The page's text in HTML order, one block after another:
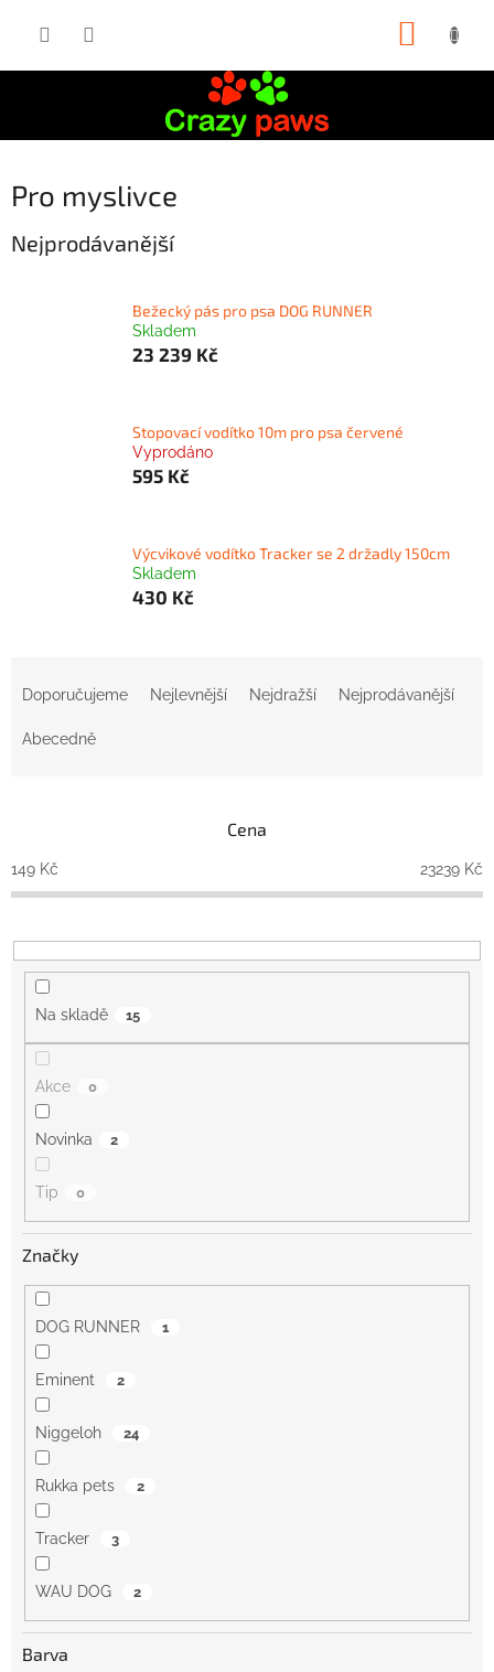
Pro myslivce
Nejprodávanější
Bežecký pás pro psa DOG RUNNER
Skladem
23 239 Kč
Stopovací vodítko 10m pro psa červené
Vyprodáno
595 Kč
Výcvikové vodítko Tracker se 2 držadly 150cm
Skladem
430 Kč
o
d
k
t
Doporučujeme Nejlevnější Nejdražší Nejprodávanější
Abecedně
Cena
149 Kč 23239 Kč
Na skladě 15
Akce 0
Novinka 2
Tip 0
Značky
DOG RUNNER 1
Eminent 2
Niggeloh 24
Rukka pets 2
Tracker 3
WAU DOG 2
Barva